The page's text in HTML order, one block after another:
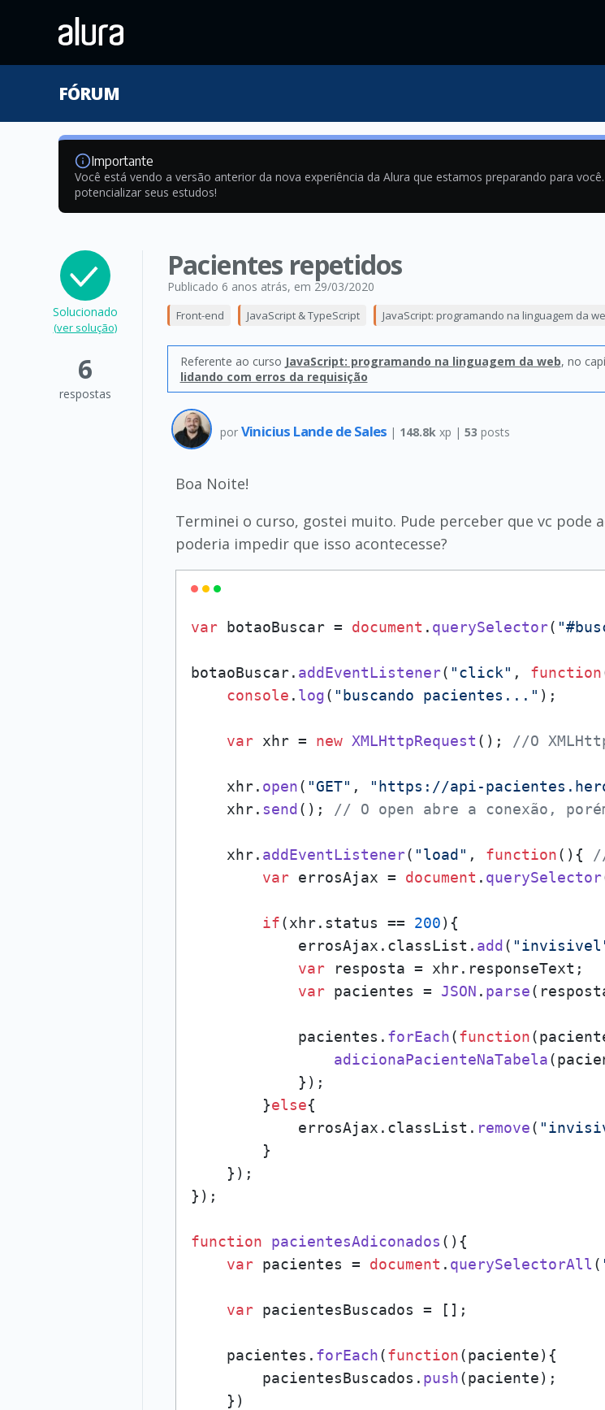
FÓRUM
Importante
Você está vendo a versão anterior da nova experiência da Alura que estamos preparando para
potencializar seus estudos!
Solucionado
(ver solução)
6
respostas
Pacientes repetidos
Publicado 6 anos atrás, em 29/03/2020
Front-end JavaScript & TypeScript JavaScript: programando na linguagem da
Referente ao curso JavaScript: programando na linguagem da web, no
lidando com erros da requisição
por Vinicius Lande de Sales | 148.8k xp |53 posts
Boa Noite!
Terminei o curso, gostei muito. Pude perceber que vc pode
poderia impedir que isso acontecesse?
var botaoBuscar = document . querySelector(
botaoBuscar. addEventListener( "click" , function
console . log( "buscando pacientes..." );
var xhr = new XMLHttpRequest (); //O
    xhr.
open( "GET" , "https://api-
    xhr.
send (); // O open abre a conexão,
    xhr.
addEventListener( "load" , function( ){
var errosAjax = document . querySelector
if(xhr. status == 200){
            errosAjax.
classList . add (
var resposta = xhr. responseText ;
var pacientes = JSON . parse
            pacientes.
forEach(function(
adicionaPacienteNaTabela
            });
        }
else{
            errosAjax.
classList . remove(
        }
    });
});
function pacientesAdiconados ( ){
var pacientes = document . querySelectorAll (
var pacientesBuscados = [];
    pacientes.
forEach(function(paciente){
        pacientesBuscados.
push(paciente);
    })